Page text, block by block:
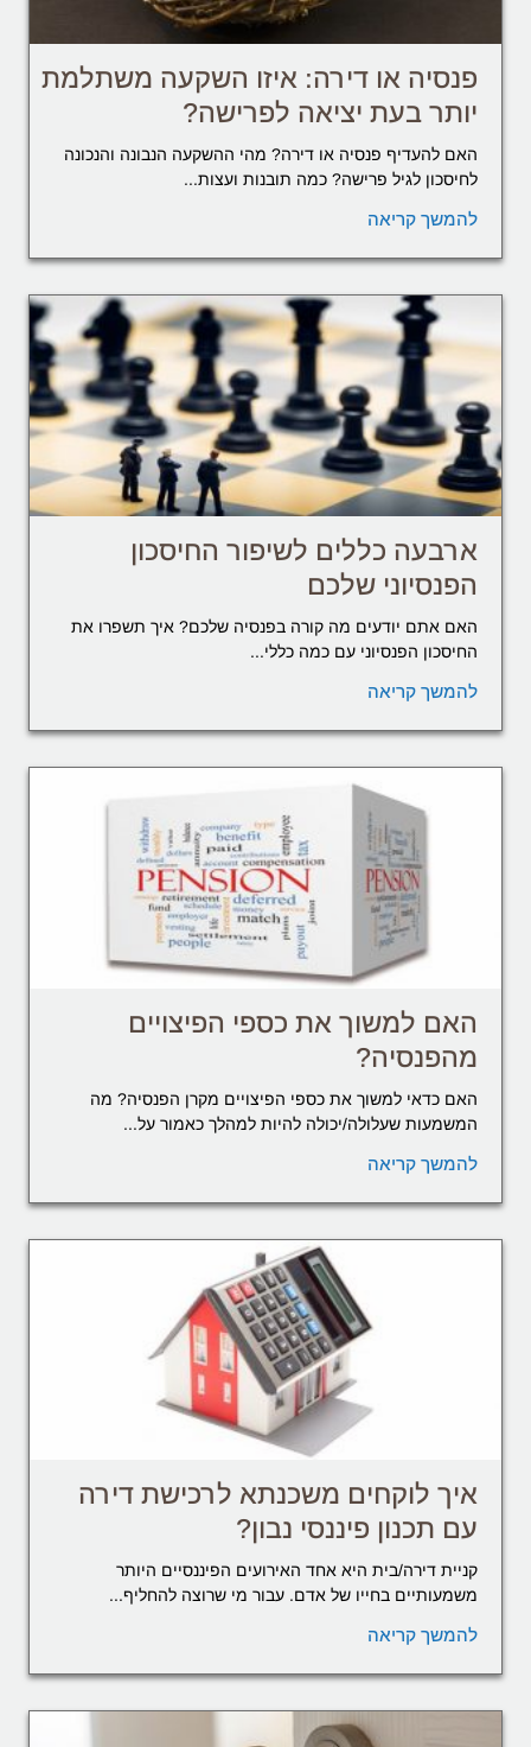
פנסיה או דירה: איזו השקעה משתלמת
יותר בעת יציאה לפרישה?
האם להעדיף פנסיה או דירה? מהי ההשקעה הנבונה והנכונה
לחיסכון לגיל פרישה? כמה תובנות ועצות...
להמשך קריאה
ארבעה כללים לשיפור החיסכון
הפנסיוני שלכם
האם אתם יודעים מה קורה בפנסיה שלכם? איך תשפרו את
החיסכון הפנסיוני עם כמה כללי...
להמשך קריאה
האם למשוך את כספי הפיצויים
מהפנסיה?
האם כדאי למשוך את כספי הפיצויים מקרן הפנסיה? מה
המשמעות שעלולה/יכולה להיות למהלך כאמור על...
להמשך קריאה
איך לוקחים משכנתא לרכישת דירה
עם תכנון פיננסי נבון?
קניית דירה/בית היא אחד האירועים הפיננסיים היותר
משמעותיים בחייו של אדם. עבור מי שרוצה להחליף...
להמשך קריאה